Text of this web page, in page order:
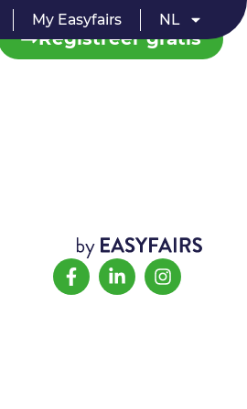
My Easyfairs
NL
Registreer gratis